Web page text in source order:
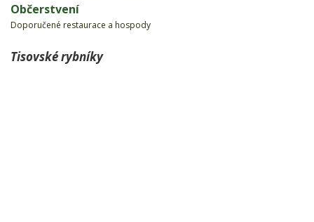
Občerstvení
Doporučené restaurace a hospody
Tisovské rybníky